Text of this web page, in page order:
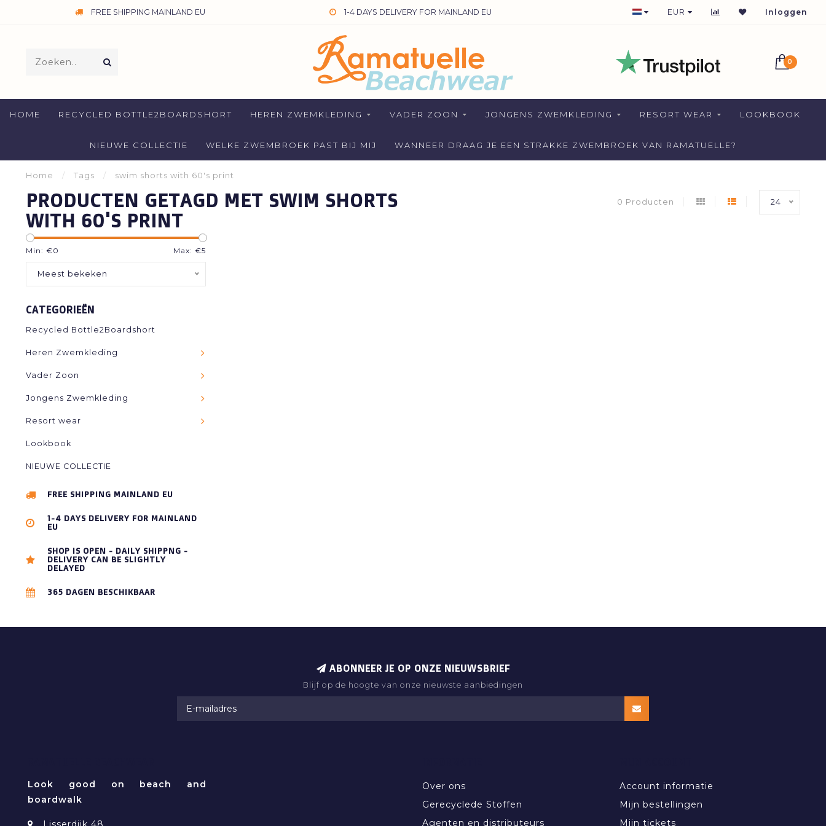
FREE SHIPPING MAINLAND EU 1-4 DAYS DELIVERY FOR MAINLAND EU 1-2 DAYS DELIVERY FOR NETHERLANDS
EUR Inloggen
0
HOME RECYCLED BOTTLE2BOARDSHORT HEREN ZWEMKLEDING VADER ZOON JONGENS ZWEMKLEDING RESORT WEAR LOOKBOOK
NIEUWE COLLECTIE WELKE ZWEMBROEK PAST BIJ MIJ WANNEER DRAAG JE EEN STRAKKE ZWEMBROEK VAN RAMATUELLE?
Home / Tags / swim shorts with 60's print
PRODUCTEN GETAGD MET SWIM SHORTS
WITH 60'S PRINT
0 Producten 24
Min: €0 Max: €5
Meest bekeken
CATEGORIEËN
Recycled Bottle2Boardshort
Heren Zwemkleding
Vader Zoon
Jongens Zwemkleding
Resort wear
Lookbook
NIEUWE COLLECTIE
FREE SHIPPING MAINLAND EU
1-4 DAYS DELIVERY FOR MAINLAND
EU
SHOP IS OPEN - DAILY SHIPPNG -
DELIVERY CAN BE SLIGHTLY
DELAYED
365 DAGEN BESCHIKBAAR
ABONNEER JE OP ONZE NIEUWSBRIEF
Blijf op de hoogte van onze nieuwste aanbiedingen
Look good on beach and
boardwalk
Over ons
Gerecyclede Stoffen
Agenten en distributeurs
Account informatie
Mijn bestellingen
Mijn tickets